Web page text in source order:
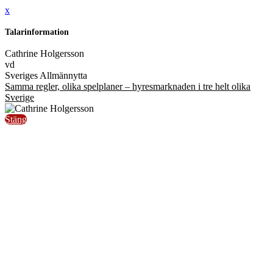
x
Talarinformation
Cathrine Holgersson
vd
Sveriges Allmännytta
Samma regler, olika spelplaner – hyresmarknaden i tre helt olika
Sverige
Stäng